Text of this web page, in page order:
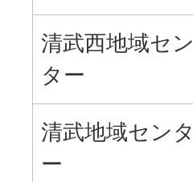
清武西地域セン
ター
清武地域センタ
ー